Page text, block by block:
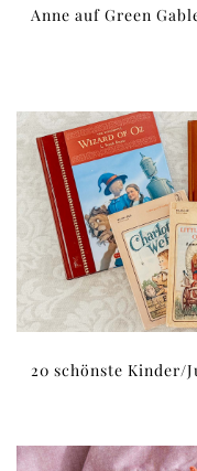
Anne auf Green
20 schönste Kinder/